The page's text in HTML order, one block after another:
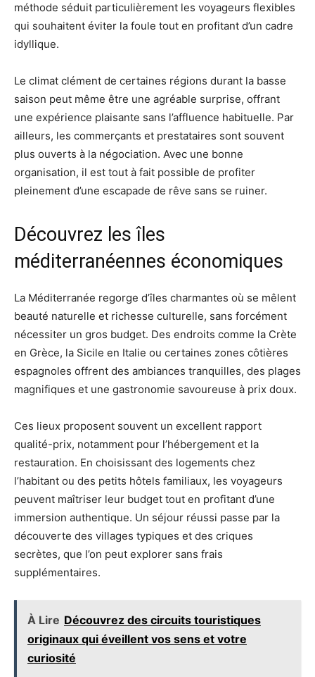
méthode séduit particulièrement les voyageurs flexibles
qui souhaitent éviter la foule tout en profitant d’un cadre
idyllique.
Le climat clément de certaines régions durant la basse
saison peut même être une agréable surprise, offrant
une expérience plaisante sans l’affluence habituelle. Par
ailleurs, les commerçants et prestataires sont souvent
plus ouverts à la négociation. Avec une bonne
organisation, il est tout à fait possible de profiter
pleinement d’une escapade de rêve sans se ruiner.
Découvrez les îles
méditerranéennes économiques
La Méditerranée regorge d’îles charmantes où se mêlent
beauté naturelle et richesse culturelle, sans forcément
nécessiter un gros budget. Des endroits comme la Crète
en Grèce, la Sicile en Italie ou certaines zones côtières
espagnoles offrent des ambiances tranquilles, des plages
magnifiques et une gastronomie savoureuse à prix doux.
Ces lieux proposent souvent un excellent rapport
qualité-prix, notamment pour l’hébergement et la
restauration. En choisissant des logements chez
l’habitant ou des petits hôtels familiaux, les voyageurs
peuvent maîtriser leur budget tout en profitant d’une
immersion authentique. Un séjour réussi passe par la
découverte des villages typiques et des criques
secrètes, que l’on peut explorer sans frais
supplémentaires.
À Lire Découvrez des circuits touristiques
originaux qui éveillent vos sens et votre
curiosité